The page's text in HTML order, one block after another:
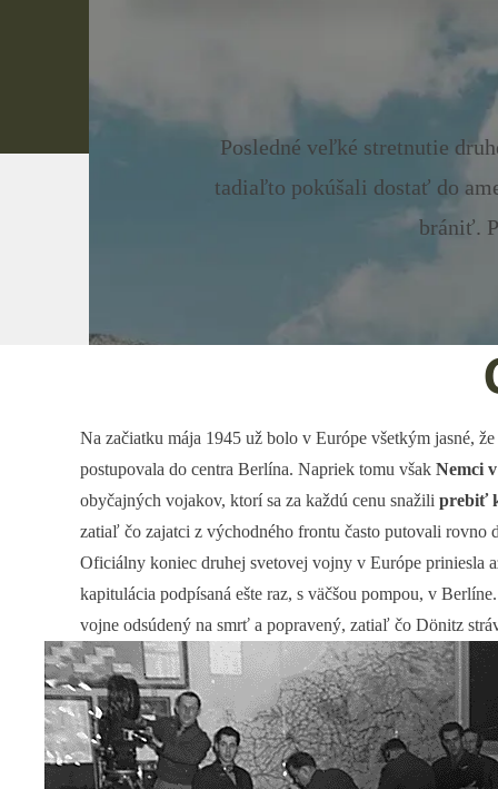
Posledné veľké stretnutie
tadiaľto pokúšali dostať do
brániť.
Na začiatku mája 1945 už bolo v Európe všetkým jasné,
postupovala do centra Berlína. Napriek tomu však Nemci
obyčajných vojakov, ktorí sa za každú cenu snažili prebiť
zatiaľ čo zajatci z východného frontu často putovali rovno
Oficiálny koniec druhej svetovej vojny v Európe priniesla
kapitulácia podpísaná ešte raz, s väčšou pompou, v
vojne odsúdený na smrť a popravený, zatiaľ čo Dönitz